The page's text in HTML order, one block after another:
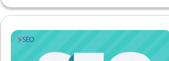
thiệu những phương pháp phân tích từ khóa hiệu